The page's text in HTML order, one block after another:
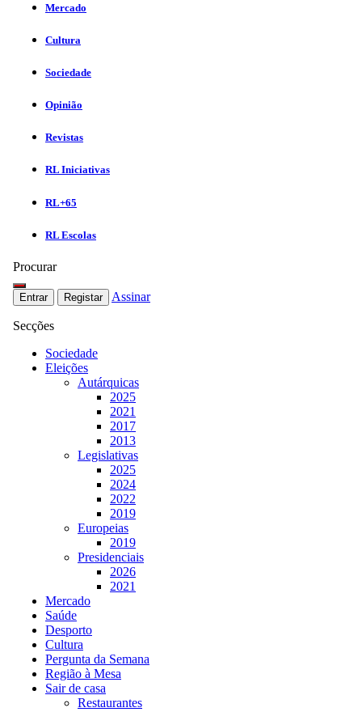
Mercado
Cultura
Sociedade
Opinião
Revistas
RL Iniciativas
RL+65
RL Escolas
Procurar
Entrar Registar Assinar
Secções
Sociedade
Eleições
Autárquicas
2025
2021
2017
2013
Legislativas
2025
2024
2022
2019
Europeias
2019
Presidenciais
2026
2021
Mercado
Saúde
Desporto
Cultura
Pergunta da Semana
Região à Mesa
Sair de casa
Restaurantes